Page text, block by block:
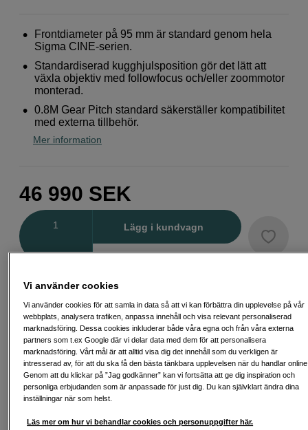
Frontdiameter på 95 mm är standard genom hela
Sigma CINE-serien.
Standardiserad kugghjulsposition gör det lätt att
växla objektiv med followfocus och/eller zoommotor
monterad.
0.8M Gear Pitch standard säkerställer kompatibilitet
med externa tillbehör.
Mer information
46 990 SEK
Lägg i kundvagn
Delbetala från 1 236 SEK/mån via
Exempel: 48 mån, 1 236 SEK/mån, totalt 59 907 SEK, effektiv ränta 10,45
%
Startavgift 579 SEK, aviavgift 45 SEK/mån tillkommer
Att låna kostar pengar! Om du inte kan betala tillbaka skulden i tid
riskerar du en betalningsanmärkning. Det kan leda till svårigheter att få hyra
bostad, teckna abonnemang och få nya lån. För stöd, vänd dig till budget-
och skuldrådgivningen i din kommun. Kontaktuppgifter finns på
konsumentverket.se (öppnas i ny flik)
Vi använder cookies
Vi använder cookies för att samla in data så att vi kan förbättra din upplevelse på vår
webbplats, analysera trafiken, anpassa innehåll och visa relevant personaliserad
marknadsföring. Dessa cookies inkluderar både våra egna och från våra externa
partners som t.ex Google där vi delar data med dem för att personalisera
marknadsföring. Vårt mål är att alltid visa dig det innehåll som du verkligen är
intresserad av, för att du ska få den bästa tänkbara upplevelsen när du handlar
Genom att du klickar på ”Jag godkänner” kan vi fortsätta att ge dig inspiration och
personliga erbjudanden som är anpassade för just dig. Du kan självklart ändra dina
inställningar när som helst.
Läs mer om hur vi behandlar cookies och personuppgifter här.